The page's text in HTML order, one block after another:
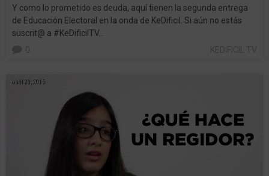
Y como lo prometido es deuda, aquí tienen la segunda entrega
de Educación Electoral en la onda de KeDificil. Si aún no estás
suscrit@ a #KeDificilTV…
abril 20, 2016